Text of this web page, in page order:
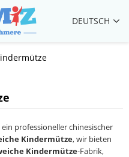
DEUTSCH
ein professioneller chinesischer
Kindermütze, wir bieten
Kindermütze-Fabrik,